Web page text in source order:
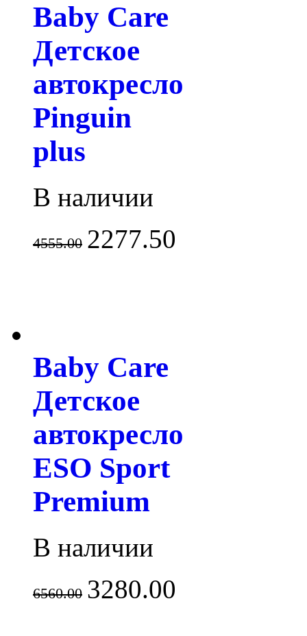
Baby Care
Детское
автокресло
Pinguin
plus
В наличии
4555.00 2277.50
Baby Care
Детское
автокресло
ESO Sport
Premium
В наличии
6560.00 3280.00